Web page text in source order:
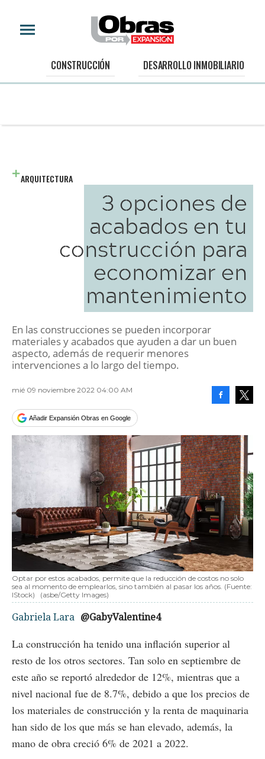
CONSTRUCCIÓN DESARROLLO INMOBILIARIO
ARQUITECTURA
3 opciones de
acabados en tu
construcción para
economizar en
mantenimiento
En las construcciones se pueden incorporar
materiales y acabados que ayuden a dar un buen
aspecto, además de requerir menores
intervenciones a lo largo del tiempo.
mié 09 noviembre 2022 04:00 AM
Añadir Expansión Obras en Google
Optar por estos acabados, permite que la reducción de costos no solo
sea al momento de emplearlos, sino también al pasar los años. (Fuente:
IStock)
(asbe/Getty Images)
Gabriela Lara @GabyValentine4
La construcción ha tenido una inflación superior al
resto de los otros sectores. Tan solo en septiembre de
este año se reportó alrededor de 12%, mientras que a
nivel nacional fue de 8.7%, debido a que los precios de
los materiales de construcción y la renta de maquinaria
han sido de los que más se han elevado, además, la
mano de obra creció 6% de 2021 a 2022.